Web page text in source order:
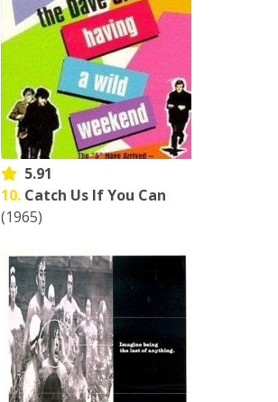
5.91
10. Catch Us If You Can
(1965)